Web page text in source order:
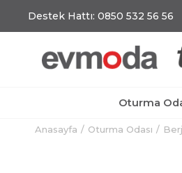
Destek Hattı: 0850 532 56 56
Oturma
Anasayfa Oturma Odası